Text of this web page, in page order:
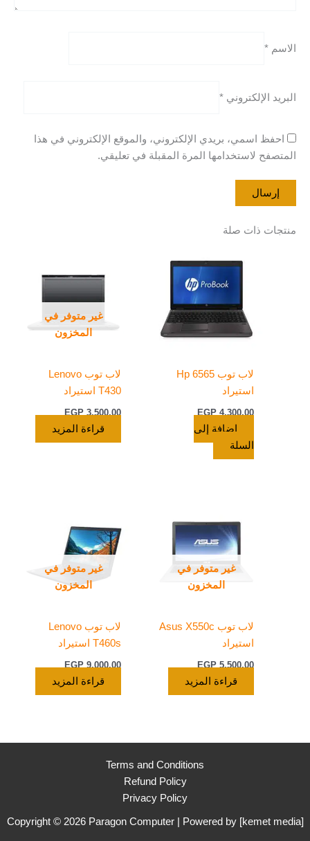
الاسم *
البريد الإلكتروني *
احفظ اسمي، بريدي الإلكتروني، والموقع الإلكتروني في هذا
المتصفح لاستخدامها المرة المقبلة في تعليقي.
منتجات ذات صلة
لاب توب Hp 6565
استيراد
EGP4.300,00
إضافة إلى
السلة
غير متوفر في
المخزون
لاب توب Lenovo
T430 استيراد
EGP3.500,00
قراءة المزيد
غير متوفر في
المخزون
لاب توب Asus X550c
استيراد
EGP5.500,00
قراءة المزيد
غير متوفر في
المخزون
لاب توب Lenovo
T460s استيراد
EGP9.000,00
قراءة المزيد
Terms and Conditions
Refund Policy
Privacy Policy
Copyright © 2026 Paragon Computer | Powered by [kemet media]